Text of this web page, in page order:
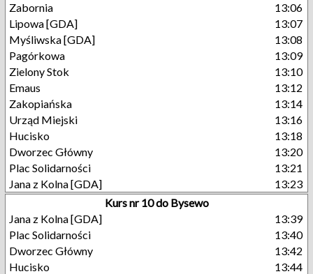
Zabornia
13:06
Lipowa [GDA]
13:07
Myśliwska [GDA]
13:08
Pagórkowa
13:09
Zielony Stok
13:10
Emaus
13:12
Zakopiańska
13:14
Urząd Miejski
13:16
Hucisko
13:18
Dworzec Główny
13:20
Plac Solidarności
13:21
Jana z Kolna [GDA]
13:23
Kurs nr 10 do Bysewo
Jana z Kolna [GDA]
13:39
Plac Solidarności
13:40
Dworzec Główny
13:42
Hucisko
13:44